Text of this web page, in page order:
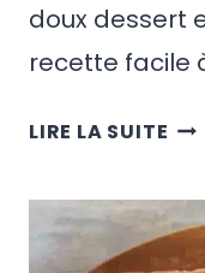
doux dessert
recette facile
LIRE LA SUITE